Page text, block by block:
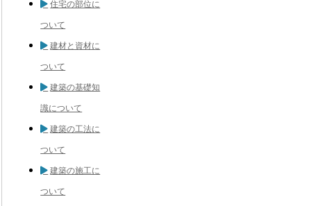
住宅の部位に
ついて
建材と資材に
ついて
建築の基礎知
識について
建築の工法に
ついて
建築の施工に
ついて